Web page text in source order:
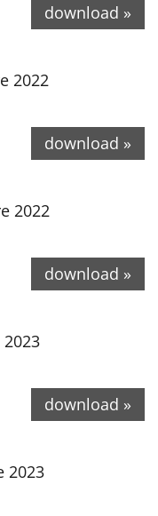
download »
2022
download »
2022
download »
download »
2023